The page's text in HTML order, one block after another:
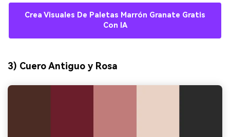
Crea Visuales De Paletas Marrón Granate Gratis
Con IA
3) Cuero Antiguo y Rosa